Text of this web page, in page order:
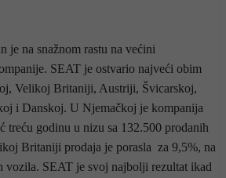
je na snažnom rastu na većini
SEAT je ostvario najveći obim
Velikoj Britaniji, Austriji, Švicarskoj,
i Danskoj. U Njemačkoj je kompanija
treću godinu u nizu sa 132.500 prodanih
Britaniji prodaja je porasla za 9,5%, na
vozila. SEAT je svoj najbolji rezultat ikad